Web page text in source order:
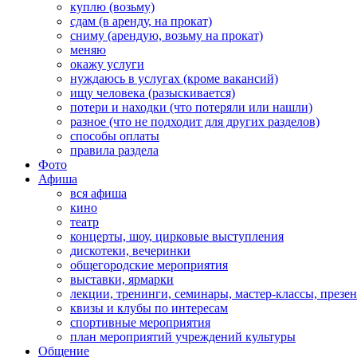
куплю (возьму)
сдам (в аренду, на прокат)
сниму (арендую, возьму на прокат)
меняю
окажу услуги
нуждаюсь в услугах (кроме вакансий)
ищу человека (разыскивается)
потери и находки (что потеряли или нашли)
разное (что не подходит для других разделов)
способы оплаты
правила раздела
Фото
Афиша
вся афиша
кино
театр
концерты, шоу, цирковые выступления
дискотеки, вечеринки
общегородские мероприятия
выставки, ярмарки
лекции, тренинги, семинары, мастер-классы,
квизы и клубы по интересам
спортивные мероприятия
план мероприятий учреждений культуры
Общение